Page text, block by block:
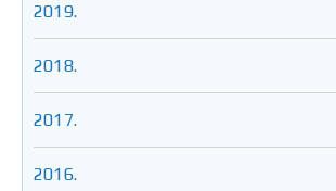
2019.
2018.
2017.
2016.